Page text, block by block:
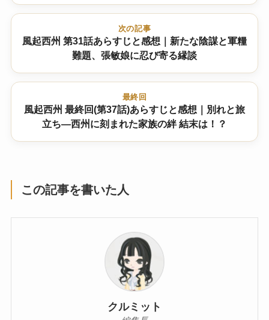
次の記事
風起西州 第31話あらすじと感想｜新たな陰謀と軍糧
難題、張敏娘に忍び寄る縁談
最終回
風起西州 最終回(第37話)あらすじと感想｜別れと旅
立ち―西州に刻まれた家族の絆 結末は！？
この記事を書いた人
クルミット